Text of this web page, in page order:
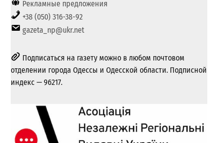
Рекламные предложения
+38 (050) 316-38-92
gazeta_np@ukr.net
Подписаться на газету можно в любом почтовом
отделении города Одессы и Одесской области. Подписной
индекс — 96217.